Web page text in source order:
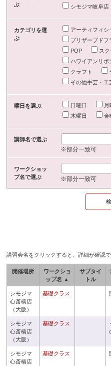
ぶ
シモジマ岐阜店
カテゴリを選
ぶ
アーティフィシ
プリザーブドフ
POP
ス
ハワイアンリボ
クラフト
その他手芸・工
曜日を選ぶ 日曜日 月
木曜日
金
講師名で選ぶ
※部分一致可
ワークショッ
プ名で選ぶ
※部分一致可
講習会名をクリックすると、詳細が確認
開催場所
ワークショ
ップ名 ▲
サブタイ
トル
シモジマ
心斎橋店
（大阪）
基礎クラス
シモジマ
心斎橋店
（大阪）
基礎クラス
シモジマ
心斎橋店
基礎クラス